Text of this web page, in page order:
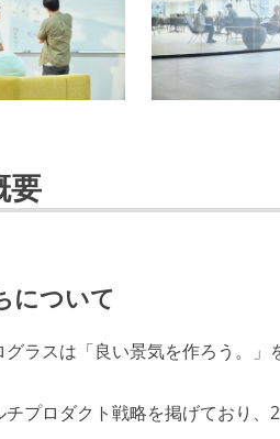
要
について
グラスは「良い景気を作ろう。
チプロダクト戦略を掲げており